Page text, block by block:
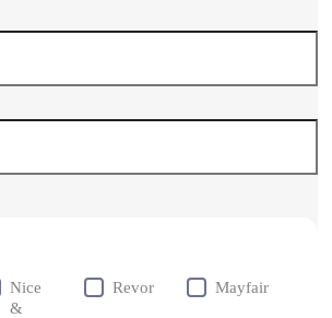
Nice
&
Revor Mayfair